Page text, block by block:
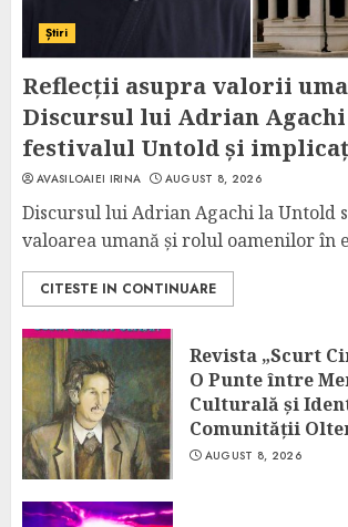
Știri
Reflecții asupra valorii
Discursul lui Adrian
festivalul Untold și
AVASILOAIEI IRINA AUGUST 8, 2026
Discursul lui Adrian Agachi la Untold
valoarea umană și rolul oamenilor în
CITESTE IN CONTINUARE
Revista „Scurt
O Punte între
Culturală și
Comunității
AUGUST 8, 2026